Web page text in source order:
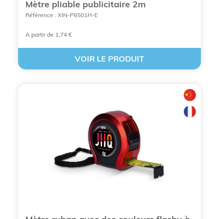
Lesgoodies outils personnalisés
Recevoir un kit d'outils ou une ardoise numérique
est perçu comme un véritablecadeau, renforçant le
lien de confiance entre le donateur et le receveur.
C'est unobjet promotionnelconçu pour
Une utilité qui engendre la gratitude
Lorsqu'un client utilise votre
pour réparer un meuble ou prendre
une mesure cruciale, il associe inconsciemment
votre marque à la solution de son problème. Cette
dimension psychologique est fondamentale dans la
communication par l'objet: vous devenez l'allié
au service de votre marque
Mètre pliable publicitaire 2m
Référence : XIN-P6501H-E
A partir de 1,74 €
VOIR LE PRODUIT